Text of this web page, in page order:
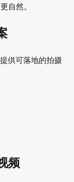
自然。
供可落地的拍摄
频